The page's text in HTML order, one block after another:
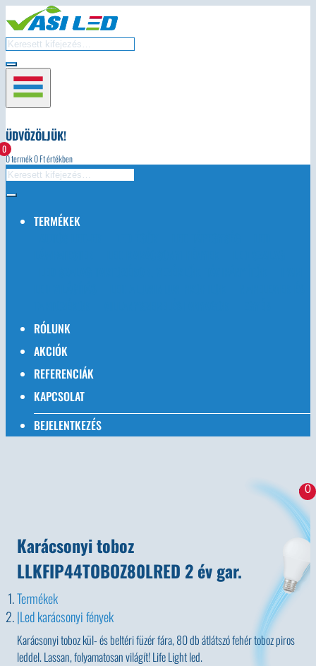
0
ÜDVÖZÖLJÜK!
0termék0Ft értékben
TERMÉKEK
RÓLUNK
AKCIÓK
REFERENCIÁK
KAPCSOLAT
BEJELENTKEZÉS
0
Karácsonyi toboz
LLKFIP44TOBOZ80LRED 2 év gar.
Termékek
Led karácsonyi fények
Karácsonyi toboz kül- és beltéri füzér fára, 80 db átlátszó fehér toboz piros
leddel. Lassan, folyamatosan világít! Life Light led.